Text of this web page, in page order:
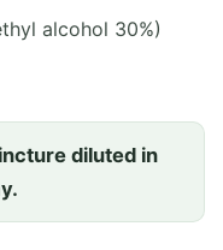
alcohol 30%)
diluted in